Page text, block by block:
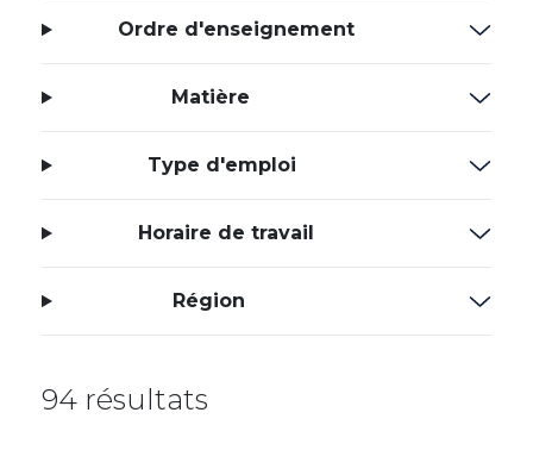
Ordre d'enseignement
Matière
Type d'emploi
Horaire de travail
Région
94 résultats